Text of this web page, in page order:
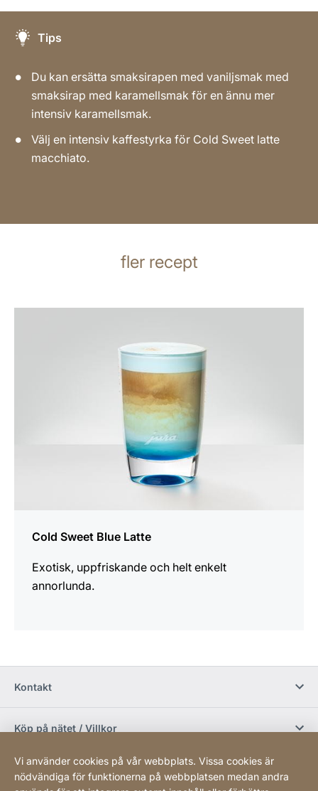
Tips
Du kan ersätta smaksirapen med vaniljsmak med
smaksirap med karamellsmak för en ännu mer
intensiv karamellsmak.
Välj en intensiv kaffestyrka för Cold Sweet latte
macchiato.
fler recept
Cold Sweet Blue Latte
Exotisk, uppfriskande och helt enkelt
annorlunda.
Kontakt
Köp på nätet / Villkor
Vi använder cookies på vår webbplats. Vissa cookies är
nödvändiga för funktionerna på webbplatsen medan andra